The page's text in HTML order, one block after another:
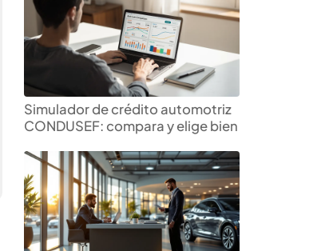
Simulador de crédito automotriz
CONDUSEF: compara y elige bien